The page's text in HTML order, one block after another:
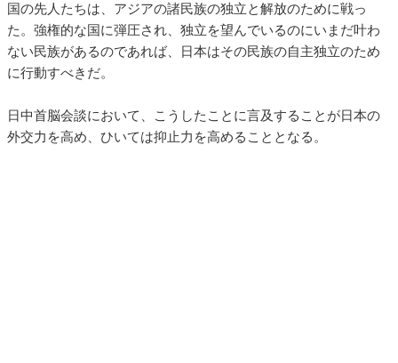
国の先人たちは、アジアの諸民族の独立と解放のために戦っ
た。強権的な国に弾圧され、独立を望んでいるのにいまだ叶わ
ない民族があるのであれば、日本はその民族の自主独立のため
に行動すべきだ。
日中首脳会談において、こうしたことに言及することが日本の
外交力を高め、ひいては抑止力を高めることとなる。